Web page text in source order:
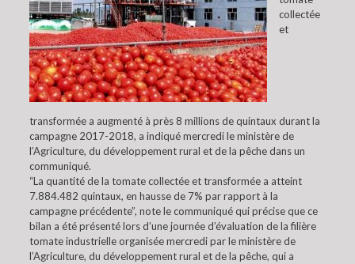
collectée
et
transformée a augmenté à près 8 millions de quintaux durant la
campagne 2017-2018, a indiqué mercredi le ministère de
l’Agriculture, du développement rural et de la pêche dans un
communiqué.
“La quantité de la tomate collectée et transformée a atteint
7.884.482 quintaux, en hausse de 7% par rapport à la
campagne précédente”, note le communiqué qui précise que ce
bilan a été présenté lors d’une journée d’évaluation de la filière
tomate industrielle organisée mercredi par le ministère de
l’Agriculture, du développement rural et de la pêche, qui a